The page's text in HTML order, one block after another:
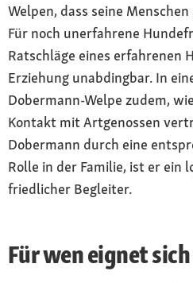
Welpen, dass seine
Für noch unerfahrene
Ratschläge eines erfahrenen
Erziehung unabdingbar. In
Dobermann-Welpe zudem,
Kontakt mit Artgenossen
Dobermann durch eine
Rolle in der Familie, ist er ein
friedlicher Begleiter.
Für wen eignet